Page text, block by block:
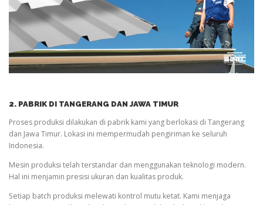
2. PABRIK DI TANGERANG DAN JAWA TIMUR
Proses produksi dilakukan di pabrik kami yang berlokasi di Tangerang
dan Jawa Timur. Lokasi ini mempermudah pengiriman ke seluruh
Indonesia.
Mesin produksi telah terstandar dan menggunakan teknologi modern.
Hal ini menjamin presisi ukuran dan kualitas produk.
Setiap batch produksi melewati kontrol mutu ketat. Kami menjaga